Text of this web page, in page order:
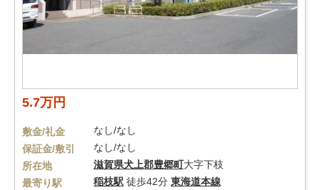
5.7万円
敷金/礼金
なし/なし
保証金/敷引
なし/なし
所在地
滋賀県犬上郡豊郷町大字下枝
最寄り駅
稲枝駅 徒歩42分 東海道本線